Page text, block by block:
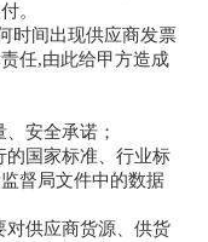
。
时间出现供应商发票
任,由此给甲方造成
安全承诺；
的国家标准、行业标
督局文件中的数据
对供应商货源、供货